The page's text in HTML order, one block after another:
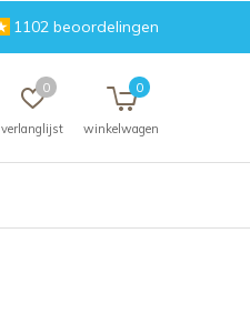
verlanglijst
0
winkelwagen
0
1102 beoordelingen